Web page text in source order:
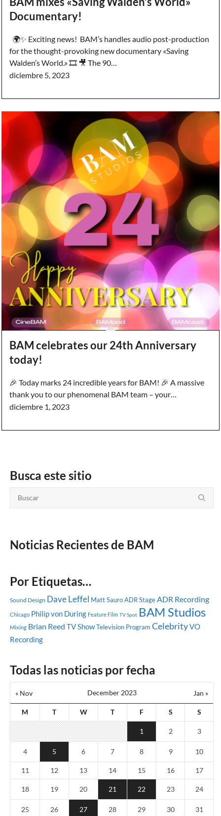
Documentary!
🌍✨ Exciting news! BAM’s handles audio post-production
for the thought-provoking new documentary «Saving
Walden’s World.» 🎞️ 🎥 The 90…
diciembre 5, 2023
BAM celebrates our 24th Anniversary
today!
🎉 Today marks 24 incredible years for BAM! 🎉 A massive
thank you to our phenomenal BAM team – your…
diciembre 1, 2023
Busca este sitio
Noticias Recientes de BAM
Por Etiquetas…
Sound Design Dave Leffel Matt SauroADR StageADR Recording
Chicago Philip von During Feature Film TV Spot BAM Studios
Mixing Brian Reed TV ShowTelevision Program CelebrityVO
Recording
Todas las noticias por fecha
December 2023
M T W T F S S
« Nov Jan »
1 2 3
4 5 6 7 8 9 10
11 12 13 14 15 16 17
18 19 20 21 22 23 24
25 26 27 28 29 30 31